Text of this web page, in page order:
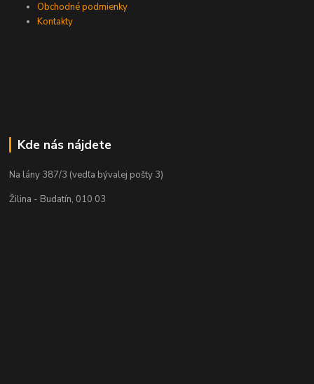
Obchodné podmienky
Kontakty
Kde nás nájdete
Na lány 387/3 (vedľa bývalej pošty 3)
Žilina - Budatín, 010 03